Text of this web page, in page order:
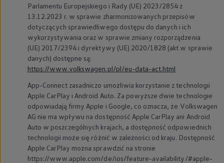
Parlamentu Europejskiego i Rady (UE) 2023/2854 z
13.12.2023 r. w sprawie zharmonizowanych przepisów
dotyczących sprawiedliwego dostępu do danych i ich
wykorzystywania oraz w sprawie zmiany rozporządzenia
(UE) 2017/2394 i dyrektywy (UE) 2020/1828 (akt w sprawie
danych) dostępne są:
https://www.volkswagen.pl/pl/eu-data-act.html
App-Connect zasadniczo umożliwia korzystanie z technologii
Apple CarPlay i Android Auto. Za powyższe dwie technologie
odpowiadają firmy Apple i Google, co oznacza, że Volkswagen
AG nie ma wpływu na dostępność Apple CarPlay ani Android
Auto w poszczególnych krajach, a dostępność odpowiednich
technologii może się różnić w zależności od kraju. Dostępność
Apple CarPlay można sprawdzić na stronie
https://www.apple.com/de/ios/feature-availability/#apple-